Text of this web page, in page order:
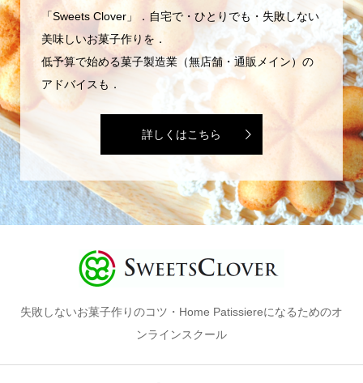
「Sweets Clover」．自宅で・ひとりでも・失敗しない
美味しいお菓子作りを．
低予算で始める菓子製造業（無店舗・通販メイン）の
アドバイスも．
詳しくはこちら
失敗しないお菓子作りのコツ・Home Patissiereになるためのオ
ンラインスクール